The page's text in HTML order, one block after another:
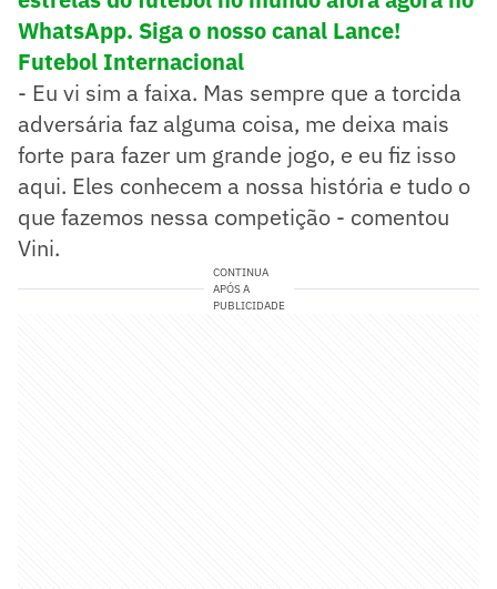
WhatsApp. Siga o nosso canal Lance!
Futebol Internacional
- Eu vi sim a faixa. Mas sempre que a torcida
adversária faz alguma coisa, me deixa mais
forte para fazer um grande jogo, e eu fiz isso
aqui. Eles conhecem a nossa história e tudo o
que fazemos nessa competição - comentou
Vini.
CONTINUA
APÓS A
PUBLICIDADE